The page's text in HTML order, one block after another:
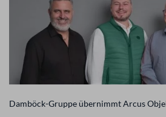
Damböck-Gruppe übernimmt Arcus